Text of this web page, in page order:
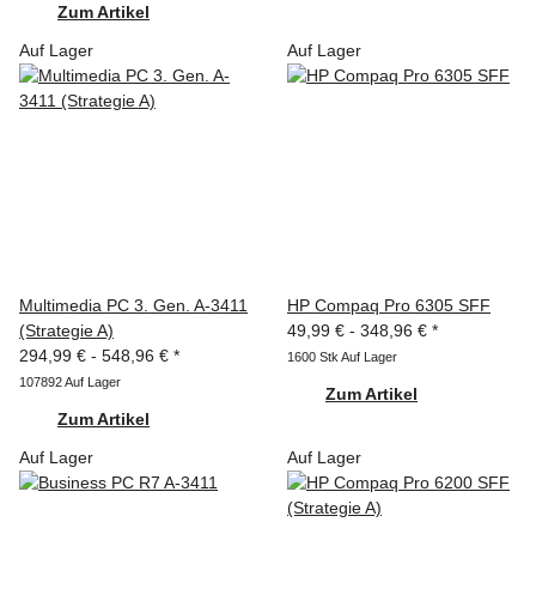
Zum Artikel
Auf Lager
Multimedia PC 3. Gen. A-3411
(Strategie A)
294,99 € - 548,96 € *
107892 Auf Lager
Zum Artikel
Auf Lager
HP Compaq Pro 6305 SFF
49,99 € - 348,96 € *
1600 Stk Auf Lager
Zum Artikel
Auf Lager Auf Lager